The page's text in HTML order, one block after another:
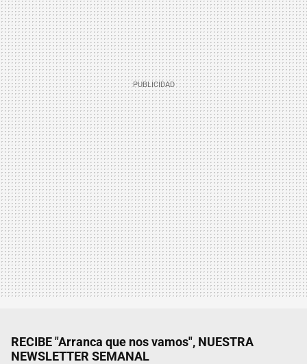
RECIBE "Arranca que nos vamos", NUESTRA
NEWSLETTER SEMANAL